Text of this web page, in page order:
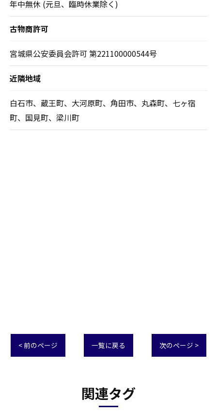
年中無休 (元旦、臨時休業除く)
古物商許可
宮城県公安委員会許可 第221100000544号
近隣地域
白石市、蔵王町、大河原町、角田市、丸森町、七ヶ宿
町、国見町、梁川町
< 前のページ 一覧に戻る 次のページ >
関連タグ